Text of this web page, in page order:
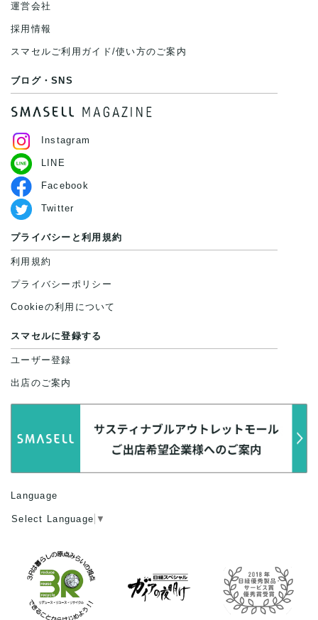
運営会社
採用情報
スマセルご利用ガイド/使い方のご案内
ブログ・SNS
Instagram
LINE
Facebook
Twitter
プライバシーと利用規約
利用規約
プライバシーポリシー
Cookieの利用について
スマセルに登録する
ユーザー登録
出店のご案内
Language
Select Language ▼